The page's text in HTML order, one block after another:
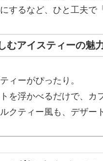
するなど、ひと工夫で
むアイスティーの魅
ィーがぴったり。
を浮かべるだけで、カ
クティー風も、デザー